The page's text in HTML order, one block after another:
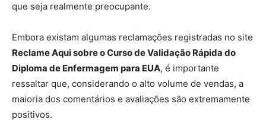
que seja realmente preocupante.
Embora existam algumas reclamações registradas no site
Reclame Aqui sobre o Curso de Validação Rápida do
Diploma de Enfermagem para EUA, é importante
ressaltar que, considerando o alto volume de vendas, a
maioria dos comentários e avaliações são extremamente
positivos.